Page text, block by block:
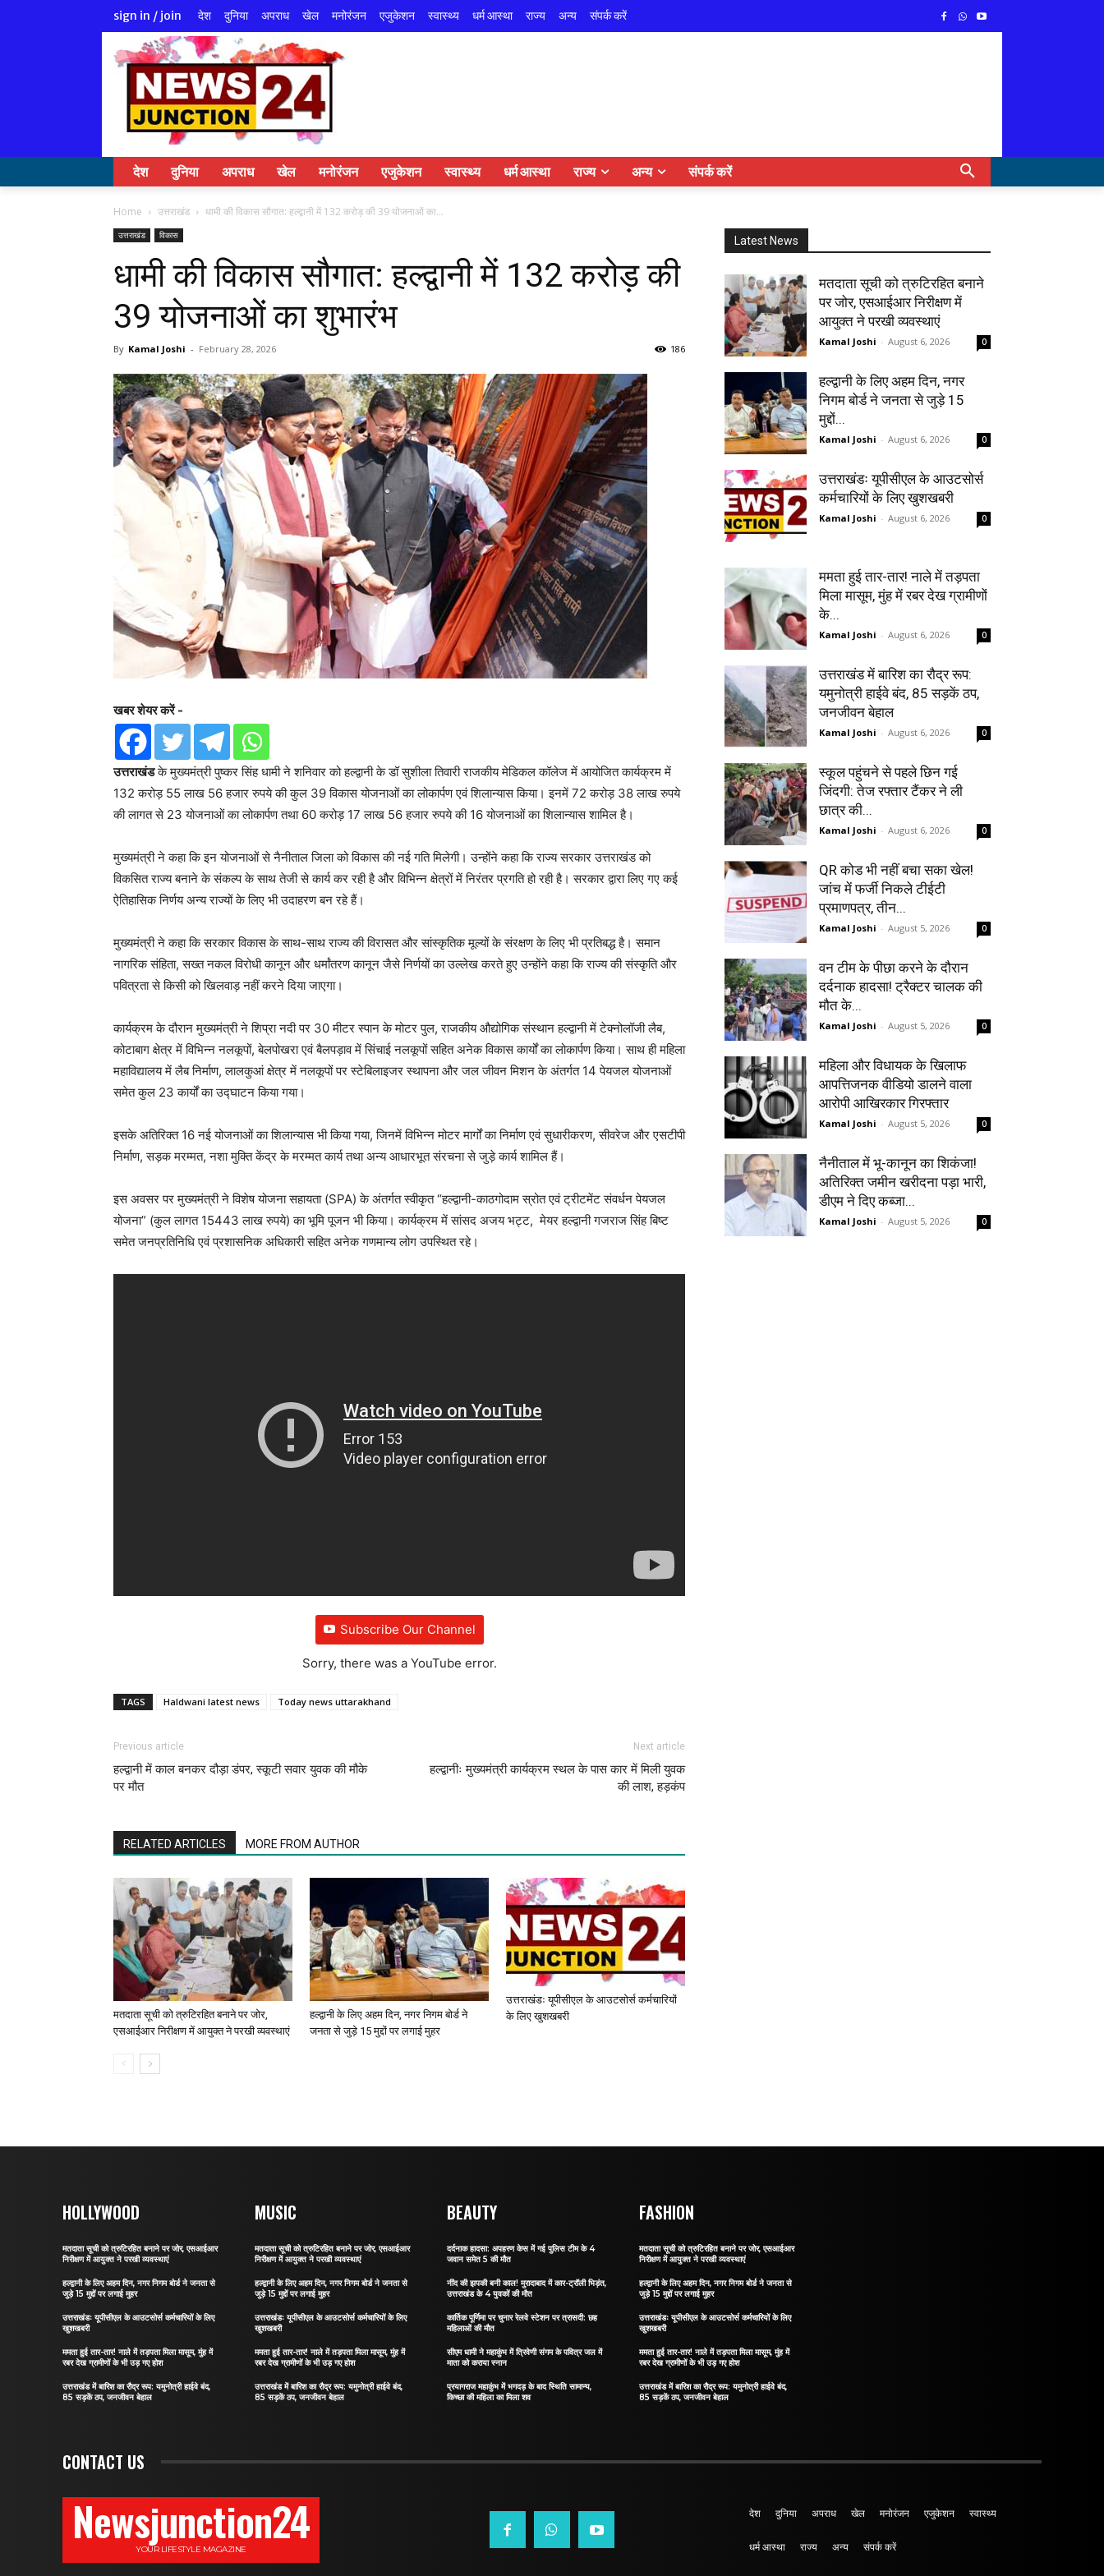
sign in / join देश दुनिया अपराध खेल मनोरंजन एजुकेशन स्वास्थ्य धर्म आस्था राज्य अन्य संपर्क करें
देश दुनिया अपराध खेल मनोरंजन एजुकेशन स्वास्थ्य धर्म आस्था राज्य अन्य संपर्क करें
Home उत्तराखंड धामी की विकास सौगात: हल्द्वानी में 132 करोड़ की 39 योजनाओं का...
उत्तराखंड विकास
धामी की विकास सौगात: हल्द्वानी में 132 करोड़ की
39 योजनाओं का शुभारंभ
By Kamal Joshi - February 28, 2026 186
खबर शेयर करें -
उत्तराखंडके मुख्यमंत्री पुष्कर सिंह धामी ने शनिवार को हल्द्वानी के डॉ सुशीला तिवारी राजकीय मेडिकल कॉलेज में आयोजित कार्यक्रम में
132 करोड़ 55 लाख 56 हजार रुपये की कुल 39 विकास योजनाओं का लोकार्पण एवं शिलान्यास किया। इनमें 72 करोड़ 38 लाख रुपये
की लागत से 23 योजनाओं का लोकार्पण तथा 60 करोड़ 17 लाख 56 हजार रुपये की 16 योजनाओं का शिलान्यास शामिल है।
मुख्यमंत्री ने कहा कि इन योजनाओं से नैनीताल जिला को विकास की नई गति मिलेगी। उन्होंने कहा कि राज्य सरकार उत्तराखंड को
विकसित राज्य बनाने के संकल्प के साथ तेजी से कार्य कर रही है और विभिन्न क्षेत्रों में निरंतर प्रगति हो रही है। सरकार द्वारा लिए गए कई
ऐतिहासिक निर्णय अन्य राज्यों के लिए भी उदाहरण बन रहे हैं।
मुख्यमंत्री ने कहा कि सरकार विकास के साथ-साथ राज्य की विरासत और सांस्कृतिक मूल्यों के संरक्षण के लिए भी प्रतिबद्ध है। समान
नागरिक संहिता, सख्त नकल विरोधी कानून और धर्मांतरण कानून जैसे निर्णयों का उल्लेख करते हुए उन्होंने कहा कि राज्य की संस्कृति और
पवित्रता से किसी को खिलवाड़ नहीं करने दिया जाएगा।
कार्यक्रम के दौरान मुख्यमंत्री ने शिप्रा नदी पर 30 मीटर स्पान के मोटर पुल, राजकीय औद्योगिक संस्थान हल्द्वानी में टेक्नोलॉजी लैब,
कोटाबाग क्षेत्र में विभिन्न नलकूपों, बेलपोखरा एवं बैलपड़ाव में सिंचाई नलकूपों सहित अनेक विकास कार्यों का लोकार्पण किया। साथ ही महिला
महाविद्यालय में लैब निर्माण, लालकुआं क्षेत्र में नलकूपों पर स्टेबिलाइजर स्थापना और जल जीवन मिशन के अंतर्गत 14 पेयजल योजनाओं
समेत कुल 23 कार्यों का उद्घाटन किया गया।
इसके अतिरिक्त 16 नई योजनाओं का शिलान्यास भी किया गया, जिनमें विभिन्न मोटर मार्गों का निर्माण एवं सुधारीकरण, सीवरेज और एसटीपी
निर्माण, सड़क मरम्मत, नशा मुक्ति केंद्र के मरम्मत कार्य तथा अन्य आधारभूत संरचना से जुड़े कार्य शामिल हैं।
इस अवसर पर मुख्यमंत्री ने विशेष योजना सहायता (SPA) के अंतर्गत स्वीकृत “हल्द्वानी-काठगोदाम स्रोत एवं ट्रीटमेंट संवर्धन पेयजल
योजना” (कुल लागत 15443 लाख रुपये) का भूमि पूजन भी किया। कार्यक्रम में सांसद अजय भट्ट, मेयर हल्द्वानी गजराज सिंह बिष्ट
समेत जनप्रतिनिधि एवं प्रशासनिक अधिकारी सहित अनेक गणमान्य लोग उपस्थित रहे।
Subscribe Our Channel
Sorry, there was a YouTube error.
TAGS Haldwani latest news Today news uttarakhand
Previous article
हल्द्वानी में काल बनकर दौड़ा डंपर, स्कूटी सवार युवक की मौके
पर मौत
Next article
हल्द्वानीः मुख्यमंत्री कार्यक्रम स्थल के पास कार में मिली युवक
की लाश, हड़कंप
RELATED ARTICLES MORE FROM AUTHOR
मतदाता सूची को त्रुटिरहित बनाने पर जोर,
एसआईआर निरीक्षण में आयुक्त ने परखी व्यवस्थाएं
हल्द्वानी के लिए अहम दिन, नगर निगम बोर्ड ने
जनता से जुड़े 15 मुद्दों पर लगाई मुहर
उत्तराखंडः यूपीसीएल के आउटसोर्स कर्मचारियों
के लिए खुशखबरी
Latest News
मतदाता सूची को त्रुटिरहित बनाने
पर जोर, एसआईआर निरीक्षण में
आयुक्त ने परखी व्यवस्थाएं
Kamal Joshi - August 6, 2026 0
हल्द्वानी के लिए अहम दिन, नगर
निगम बोर्ड ने जनता से जुड़े 15
मुद्दों...
Kamal Joshi - August 6, 2026 0
उत्तराखंडः यूपीसीएल के आउटसोर्स
कर्मचारियों के लिए खुशखबरी
Kamal Joshi - August 6, 2026 0
ममता हुई तार-तार! नाले में तड़पता
मिला मासूम, मुंह में रबर देख ग्रामीणों
के...
Kamal Joshi - August 6, 2026 0
उत्तराखंड में बारिश का रौद्र रूप:
यमुनोत्री हाईवे बंद, 85 सड़कें ठप,
जनजीवन बेहाल
Kamal Joshi - August 6, 2026 0
स्कूल पहुंचने से पहले छिन गई
जिंदगी: तेज रफ्तार टैंकर ने ली
छात्र की...
Kamal Joshi - August 6, 2026 0
QR कोड भी नहीं बचा सका खेल!
जांच में फर्जी निकले टीईटी
प्रमाणपत्र, तीन...
Kamal Joshi - August 5, 2026 0
वन टीम के पीछा करने के दौरान
दर्दनाक हादसा! ट्रैक्टर चालक की
मौत के...
Kamal Joshi - August 5, 2026 0
महिला और विधायक के खिलाफ
आपत्तिजनक वीडियो डालने वाला
आरोपी आखिरकार गिरफ्तार
Kamal Joshi - August 5, 2026 0
नैनीताल में भू-कानून का शिकंजा!
अतिरिक्त जमीन खरीदना पड़ा भारी,
डीएम ने दिए कब्जा...
Kamal Joshi - August 5, 2026 0
HOLLYWOOD
मतदाता सूची को त्रुटिरहित बनाने पर जोर, एसआईआर
निरीक्षण में आयुक्त ने परखी व्यवस्थाएं
हल्द्वानी के लिए अहम दिन, नगर निगम बोर्ड ने जनता से
जुड़े 15 मुद्दों पर लगाई मुहर
उत्तराखंडः यूपीसीएल के आउटसोर्स कर्मचारियों के लिए
खुशखबरी
ममता हुई तार-तार! नाले में तड़पता मिला मासूम, मुंह में
रबर देख ग्रामीणों के भी उड़ गए होश
उत्तराखंड में बारिश का रौद्र रूप: यमुनोत्री हाईवे बंद,
85 सड़कें ठप, जनजीवन बेहाल
MUSIC
मतदाता सूची को त्रुटिरहित बनाने पर जोर, एसआईआर
निरीक्षण में आयुक्त ने परखी व्यवस्थाएं
हल्द्वानी के लिए अहम दिन, नगर निगम बोर्ड ने जनता से
जुड़े 15 मुद्दों पर लगाई मुहर
उत्तराखंडः यूपीसीएल के आउटसोर्स कर्मचारियों के लिए
खुशखबरी
ममता हुई तार-तार! नाले में तड़पता मिला मासूम, मुंह में
रबर देख ग्रामीणों के भी उड़ गए होश
उत्तराखंड में बारिश का रौद्र रूप: यमुनोत्री हाईवे बंद,
85 सड़कें ठप, जनजीवन बेहाल
BEAUTY
दर्दनाक हादसा: अपहरण केस में गई पुलिस टीम के 4
जवान समेत 5 की मौत
नींद की झपकी बनी काल! मुरादाबाद में कार-ट्रॉली भिड़ंत,
उत्तराखंड के 4 युवकों की मौत
कार्तिक पूर्णिमा पर चुनार रेलवे स्टेशन पर त्रासदी: छह
महिलाओं की मौत
सीएम धामी ने महाकुंभ में त्रिवेणी संगम के पवित्र जल में
माता को कराया स्नान
प्रयागराज महाकुंभ में भगदड़ के बाद स्थिति सामान्य,
किच्छा की महिला का मिला शव
FASHION
मतदाता सूची को त्रुटिरहित बनाने पर जोर, एसआईआर
निरीक्षण में आयुक्त ने परखी व्यवस्थाएं
हल्द्वानी के लिए अहम दिन, नगर निगम बोर्ड ने जनता से
जुड़े 15 मुद्दों पर लगाई मुहर
उत्तराखंडः यूपीसीएल के आउटसोर्स कर्मचारियों के लिए
खुशखबरी
ममता हुई तार-तार! नाले में तड़पता मिला मासूम, मुंह में
रबर देख ग्रामीणों के भी उड़ गए होश
उत्तराखंड में बारिश का रौद्र रूप: यमुनोत्री हाईवे बंद,
85 सड़कें ठप, जनजीवन बेहाल
CONTACT US
Newsjunction24
YOUR LIFESTYLE MAGAZINE
देश दुनिया अपराध खेल मनोरंजन एजुकेशन स्वास्थ्य
धर्म आस्था राज्य अन्य संपर्क करें